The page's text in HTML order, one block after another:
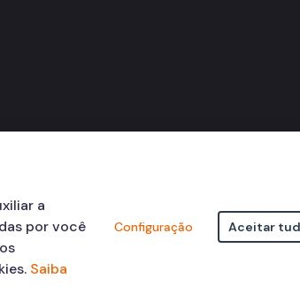
a
por você
Saiba
Configuração Aceitar